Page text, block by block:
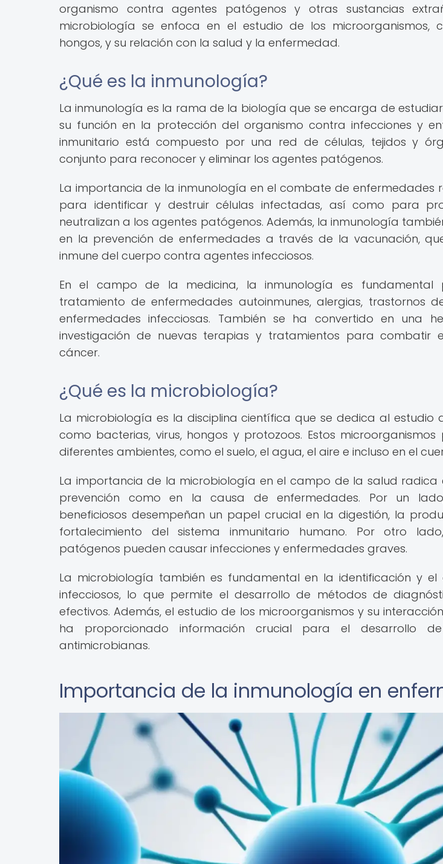
organismo contra agentes patógenos y otras sustancias
microbiología se enfoca en el estudio de los microorganismos,
hongos, y su relación con la salud y la enfermedad.
¿Qué es la inmunología?
La inmunología es la rama de la biología que se encarga de
su función en la protección del organismo contra infecciones y
inmunitario está compuesto por una red de células, tejidos y
conjunto para reconocer y eliminar los agentes patógenos.
La importancia de la inmunología en el combate de enfermedades
para identificar y destruir células infectadas, así como para
neutralizan a los agentes patógenos. Además, la inmunología
en la prevención de enfermedades a través de la vacunación,
inmune del cuerpo contra agentes infecciosos.
En el campo de la medicina, la inmunología es
tratamiento de enfermedades autoinmunes, alergias, trastornos
enfermedades infecciosas. También se ha convertido en una
investigación de nuevas terapias y tratamientos para combatir
cáncer.
¿Qué es la microbiología?
La microbiología es la disciplina científica que se dedica al estudio
como bacterias, virus, hongos y protozoos. Estos
diferentes ambientes, como el suelo, el agua, el aire e incluso en el
La importancia de la microbiología en el campo de la salud radica
prevención como en la causa de enfermedades. Por un
beneficiosos desempeñan un papel crucial en la digestión, la
fortalecimiento del sistema inmunitario humano. Por otro
patógenos pueden causar infecciones y enfermedades graves.
La microbiología también es fundamental en la identificación y el
infecciosos, lo que permite el desarrollo de métodos de
efectivos. Además, el estudio de los microorganismos y su
ha proporcionado información crucial para el desarrollo
antimicrobianas.
Importancia de la inmunología en